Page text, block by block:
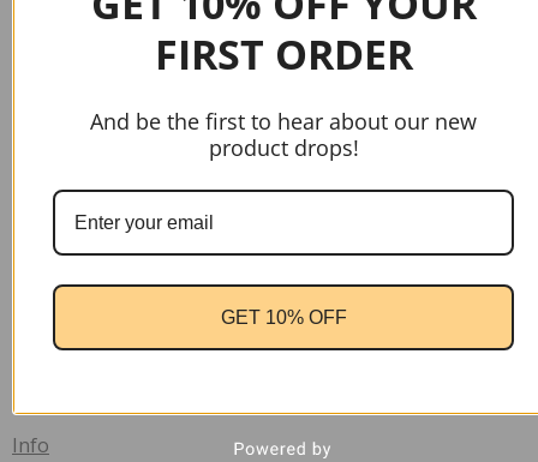
gtag('config', 'AW-17037107622');
Handige links
Verzend informatie
Info
FIRST ORDER
And be the first to hear about our new
product drops!
GET 10% OFF